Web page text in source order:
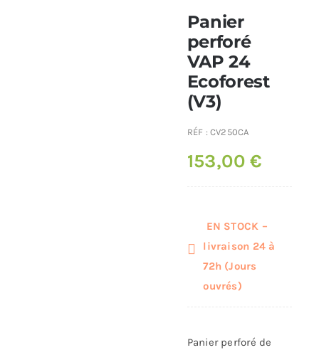
Panier
perforé
VAP 24
Ecoforest
(V3)
RÉF :CV250CA
153,00€
EN STOCK –
livraison 24 à
72h (Jours
ouvrés)
Panier perforé de